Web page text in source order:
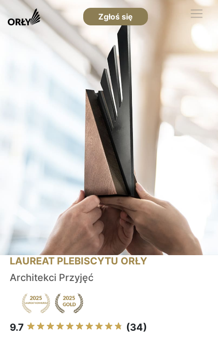
Zgłoś się
LAUREAT PLEBISCYTU ORŁY
Architekci Przyjęć
9.7 (34)